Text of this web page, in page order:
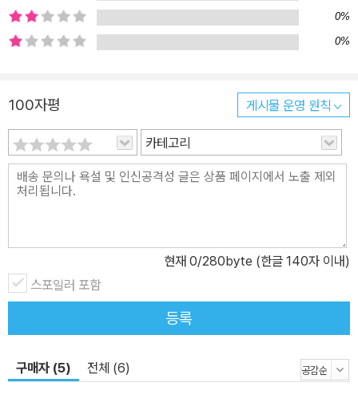
0%
0%
100자평 게시물 운영 원칙
카테고리
현재 0/280byte (한글 140자 이내)
스포일러 포함
등록
구매자 (5) 전체 (6)